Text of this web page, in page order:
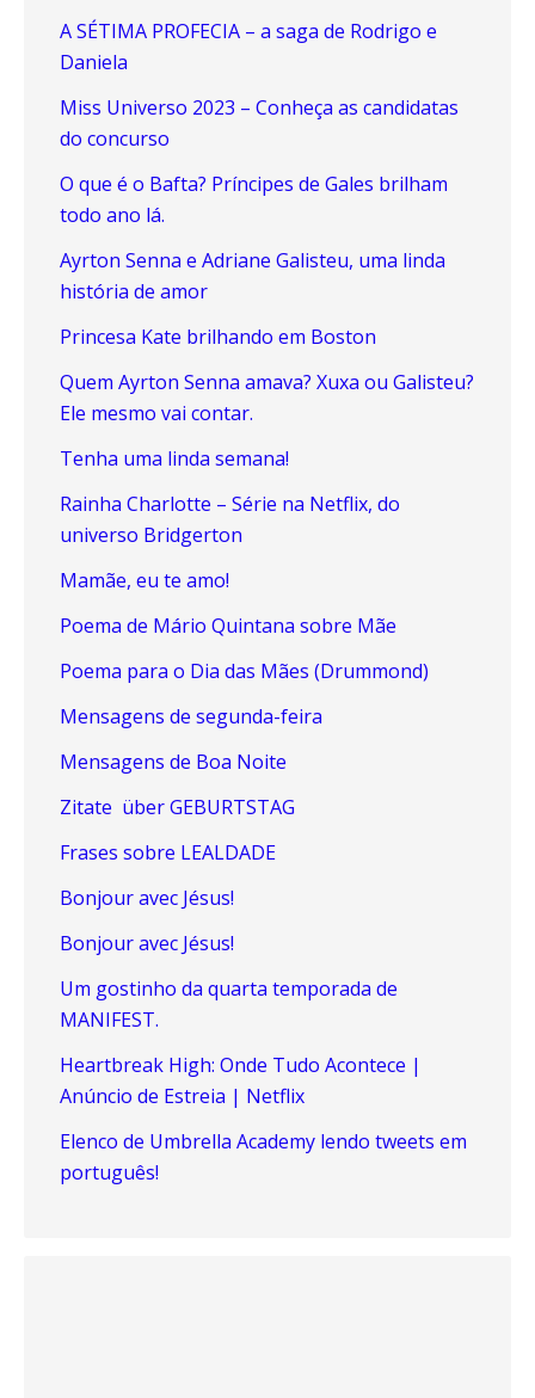
A SÉTIMA PROFECIA – a saga de Rodrigo e
Daniela
Miss Universo 2023 – Conheça as candidatas
do concurso
O que é o Bafta? Príncipes de Gales brilham
todo ano lá.
Ayrton Senna e Adriane Galisteu, uma linda
história de amor
Princesa Kate brilhando em Boston
Quem Ayrton Senna amava? Xuxa ou Galisteu?
Ele mesmo vai contar.
Tenha uma linda semana!
Rainha Charlotte – Série na Netflix, do
universo Bridgerton
Mamãe, eu te amo!
Poema de Mário Quintana sobre Mãe
Poema para o Dia das Mães (Drummond)
Mensagens de segunda-feira
Mensagens de Boa Noite
Zitate über GEBURTSTAG
Frases sobre LEALDADE
Bonjour avec Jésus!
Bonjour avec Jésus!
Um gostinho da quarta temporada de
MANIFEST.
Heartbreak High: Onde Tudo Acontece |
Anúncio de Estreia | Netflix
Elenco de Umbrella Academy lendo tweets em
português!